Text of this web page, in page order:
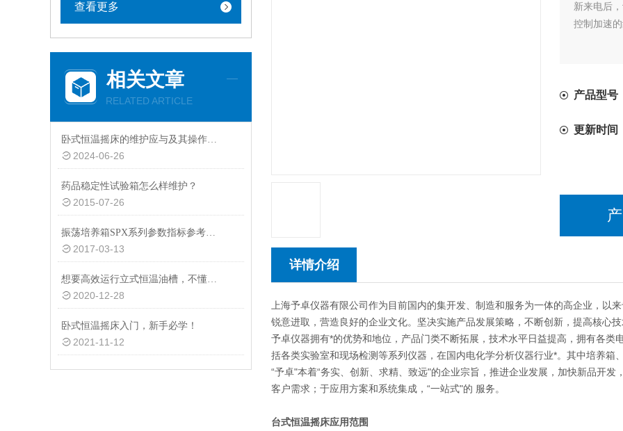
查看更多
相关文章
RELATED ARTICLE
卧式恒温摇床的维护应与及其操作、检修密切配合
2024-06-26
药品稳定性试验箱怎么样维护？
2015-07-26
振荡培养箱SPX系列参数指标参考分析
2017-03-13
想要高效运行立式恒温油槽，不懂这些可以不行
2020-12-28
卧式恒温摇床入门，新手必学！
2021-11-12
新来电后
控制加速
产品型号
更新时间
详情介绍
上海予卓仪器有限公司作为目前国内的集开发、制造和服务为一体的高企业，以
锐意进取，营造良好的企业文化。坚决实施产品发展策略，不断创新，提高核心
予卓仪器拥有*的优势和地位，产品门类不断拓展，技术水平日益提高，拥有各
括各类实验室和现场检测等系列仪器，在国内电化学分析仪器行业*。其中培养箱
“予卓"本着“务实、创新、求精、致远"的企业宗旨，推进企业发展，加快新品开
客户需求；于应用方案和系统集成，“一站式"的 服务。
台式恒温摇床应用范围